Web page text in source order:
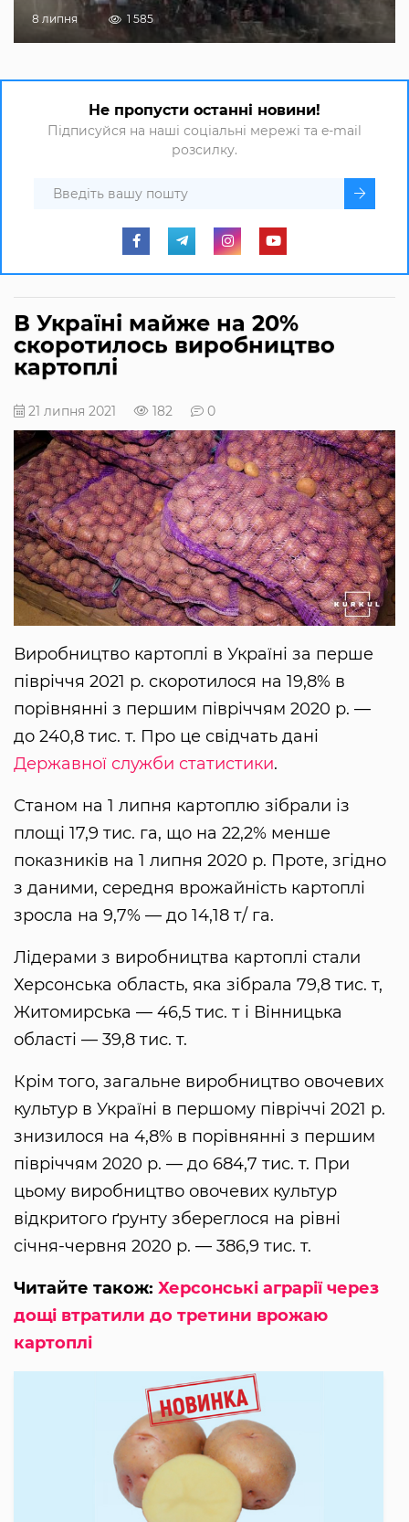
8 липня 1 585
Не пропусти останні новини!
Підписуйся на наші соціальні мережі та e-mail
розсилку.
В Україні майже на 20%
скоротилось виробництво
картоплі
21 липня 2021 182 0
Виробництво картоплі в Україні за перше
півріччя 2021 р. скоротилося на 19,8% в
порівнянні з першим півріччям 2020 р. —
до 240,8 тис. т. Про це свідчать дані
Державної служби статистики.
Станом на 1 липня картоплю зібрали із
площі 17,9 тис. га, що на 22,2% менше
показників на 1 липня 2020 р. Проте, згідно
з даними, середня врожайність картоплі
зросла на 9,7% — до 14,18 т/ га.
Лідерами з виробництва картоплі стали
Херсонська область, яка зібрала 79,8 тис. т,
Житомирська — 46,5 тис. т і Вінницька
області — 39,8 тис. т.
Крім того, загальне виробництво овочевих
культур в Україні в першому півріччі 2021 р.
знизилося на 4,8% в порівнянні з першим
півріччям 2020 р. — до 684,7 тис. т. При
цьому виробництво овочевих культур
відкритого ґрунту збереглося на рівні
січня-червня 2020 р. — 386,9 тис. т.
Читайте також: Херсонські аграрії через
дощі втратили до третини врожаю
картоплі